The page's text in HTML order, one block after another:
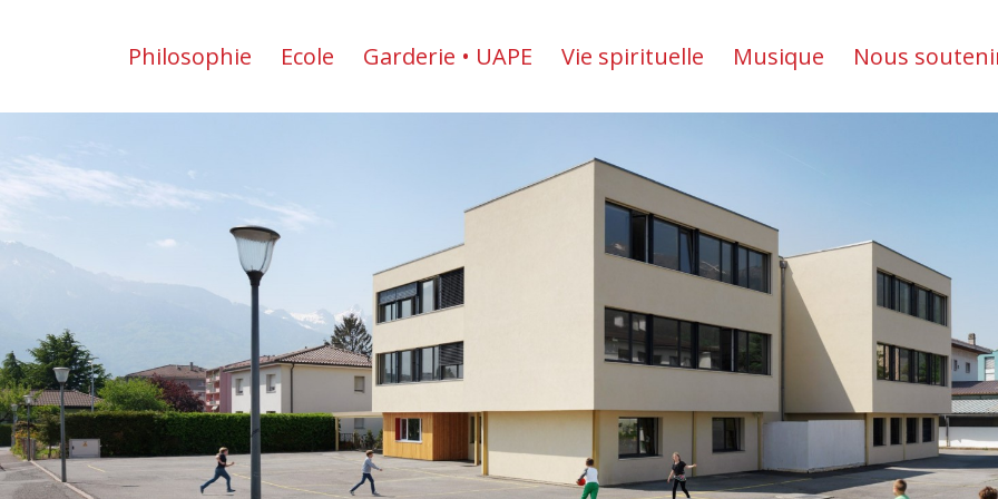
Philosophie Ecole Garderie • UAPE Vie spirituelle Musique Nous